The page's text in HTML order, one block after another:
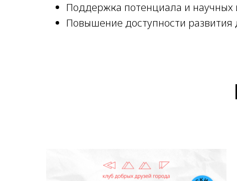
Поддержка потенциала и научных
Повышение доступности развития